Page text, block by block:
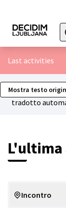
Last activities
Mostra testo
tradotto
Incontro